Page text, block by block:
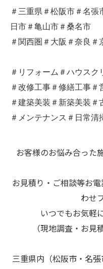
＃三重県＃松阪市＃名張
日市＃亀山市＃桑名市
＃関西圏＃大阪＃奈良＃
＃リフォーム＃ハウスク
＃改修工事＃修繕工事＃
＃建築美装＃新築美装＃
＃メンテナンス＃日常清
お客様のお悩み合った
お見積り・ご相談等お
わせ
いつでもお気軽
（現地調査・お見
三重県内（松阪市・名